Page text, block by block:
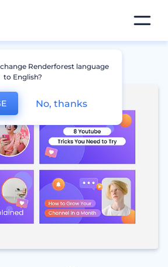
Renderforest language
to English?
No, thanks